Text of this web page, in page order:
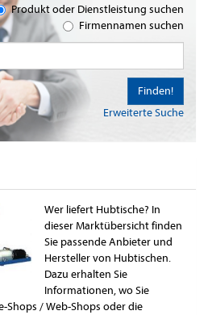
Produkt oder Dienstleistung suchen
Firmennamen suchen
Erweiterte Suche
Finden!
Wer liefert Hubtische? In
dieser Marktübersicht finden
Sie passende Anbieter und
Hersteller von Hubtischen.
Dazu erhalten Sie
Informationen, wo Sie
Shops / Web-Shops oder die